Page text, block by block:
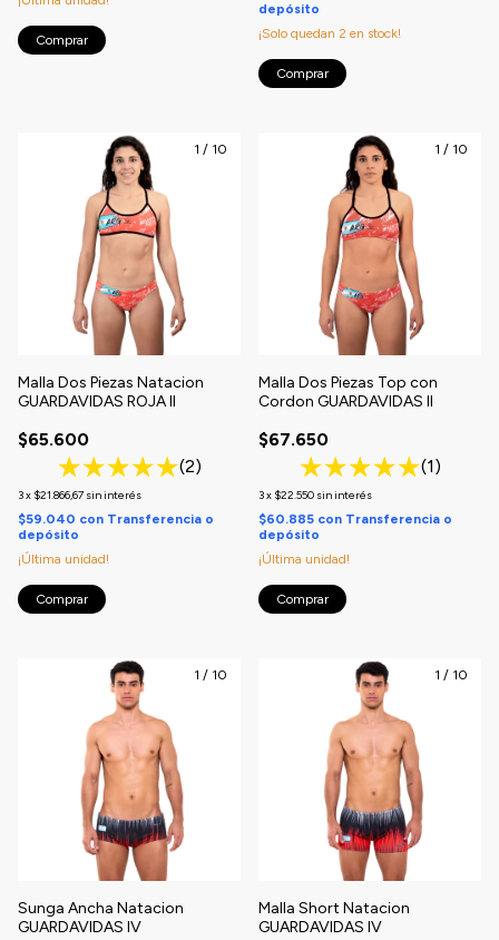
Comprar
depósito
¡Solo quedan 2 en stock!
Comprar
1 / 10
Malla Dos Piezas Natacion
GUARDAVIDAS ROJA II
$65.600
(2)
3x $21.866,67 sin interés
$59.040 con Transferencia o
depósito
¡Última unidad!
Comprar
1 / 10
Malla Dos Piezas Top con
Cordon GUARDAVIDAS II
$67.650
(1)
3x $22.550 sin interés
$60.885 con Transferencia o
depósito
¡Última unidad!
Comprar
1 / 10
Sunga Ancha Natacion
GUARDAVIDAS IV
1 / 10
Malla Short Natacion
GUARDAVIDAS IV